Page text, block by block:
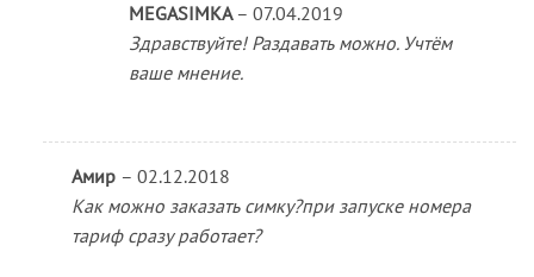
MEGASIMKA – 07.04.2019
Здравствуйте! Раздавать можно. Учтём
ваше мнение.
Амир – 02.12.2018
Как можно заказать симку?при запуске номера
тариф сразу работает?